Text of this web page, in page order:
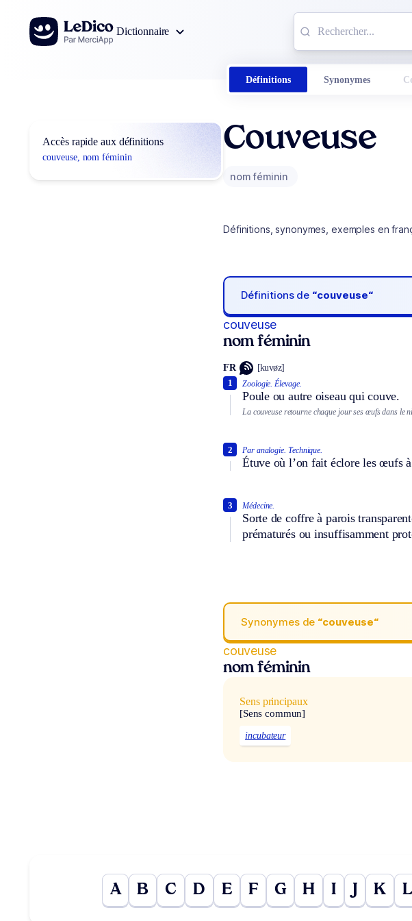
Aller au contenu
Dictionnaire
Définitions Synonymes
Accès rapide aux définitions
couveuse, nom féminin
Couveuse
nom féminin
Définitions, synonymes, exemples en
Définitions de “couveuse“
couveuse
nom féminin
FR [kuvøz]
Zoologie. Élevage.
Poule ou autre oiseau qui couve.
1
La couveuse retourne chaque jour ses œufs dans le
Par analogie. Technique.
Étuve où l’on fait éclore les œufs
2
Médecine.
Sorte de coffre à parois
prématurés ou insuffisamment
3
Synonymes de “couveuse“
couveuse
nom féminin
Sens principaux
[Sens commun]
incubateur
A B C D E F G H I J K L